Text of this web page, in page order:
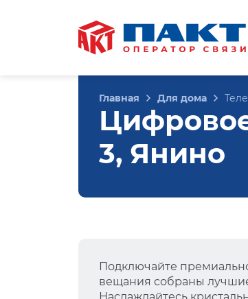
Главная Для дома
3, Янино
Подключайте
вещания собраны